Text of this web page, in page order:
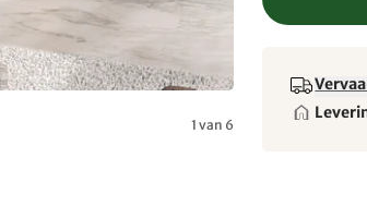
1 van 6